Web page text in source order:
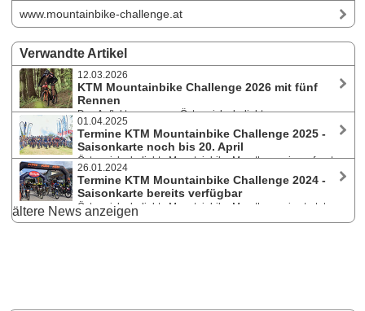
www.mountainbike-challenge.at
Verwandte Artikel
12.03.2026
KTM Mountainbike Challenge 2026 mit fünf
Rennen
Das Auftaktrennen von Österreichs beliebter
Mountainbike-Marathonserie startet am 19. April 2026 in St. Veit an der
Gölsen im niederösterreichischen Alpenvorland. Saisonkarte für 3, 4
oder 5 Marathons. Auch die Termine der Junior Challenge stehen fest.
01.04.2025
Termine KTM Mountainbike Challenge 2025 -
Saisonkarte noch bis 20. April
Österreichs beliebte Mountainbike-Marathonserie umfasst
heuer fünf Rennen. Saisonauftakt in St. Veit an der Gölsen im
niederösterreichischen Alpenvorland am 27. April 2025. Auch die
Termine der Junior Challenge stehen fest.
26.01.2024
Termine KTM Mountainbike Challenge 2024 -
Saisonkarte bereits verfügbar
Österreichs beliebte Mountainbike-Marathonserie startet
am 28. April in St. Veit an der Gölsen im niederösterreichischen
ältere News anzeigen